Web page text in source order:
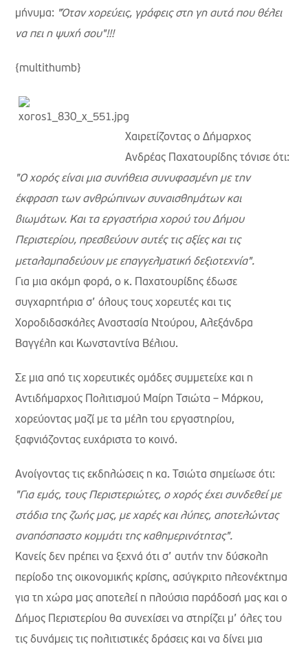
μήνυμα: "Όταν χορεύεις, γράφεις στη γη αυτά που θέλει
να πει η ψυχή σου"!!!
{multithumb}
Χαιρετίζονταςο Δήμαρχος
Ανδρέας Παχατουρίδης τόνισε ότι:
"Ο χορός είναι μια συνήθεια συνυφασμένη με την
έκφραση των ανθρώπινων συναισθημάτων και
βιωμάτων. Και τα εργαστήρια χορού του Δήμου
Περιστερίου, πρεσβεύουν αυτές τις αξίες και τις
μεταλαμπαδεύουν με επαγγελματική δεξιοτεχνία".
Για μια ακόμη φορά, ο κ. Παχατουρίδης έδωσε
συγχαρητήρια σ’ όλους τους χορευτές καιτις
Χοροδιδασκάλες Αναστασία Ντούρου, Αλεξάνδρα
Βαγγέλη και Κωνσταντίνα Βέλιου.
Σε μια από τις χορευτικές ομάδες συμμετείχε και η
Αντιδήμαρχος Πολιτισμού Μαίρη Τσιώτα – Μάρκου,
χορεύοντας μαζί με τα μέλη του εργαστηρίου,
ξαφνιάζοντας ευχάριστα το κοινό.
Ανοίγοντας τις εκδηλώσεις η κα. Τσιώτα σημείωσε ότι:
"Για εμάς, τους Περιστεριώτες, ο χορός έχει συνδεθεί με
στάδια της ζωής μας, με χαρές και λύπες, αποτελώντας
αναπόσπαστο κομμάτι της καθημερινότητας".
Κανείς δεν πρέπει να ξεχνά ότι σ’ αυτήν την δύσκολη
περίοδο της οικονομικής κρίσης, ασύγκριτο πλεονέκτημα
για τη χώρα μας αποτελεί η πλούσια παράδοσή μας και ο
Δήμος Περιστερίου θα συνεχίσει να στηρίζει μ’ όλες του
τις δυνάμεις τις πολιτιστικές δράσεις και να δίνει μια